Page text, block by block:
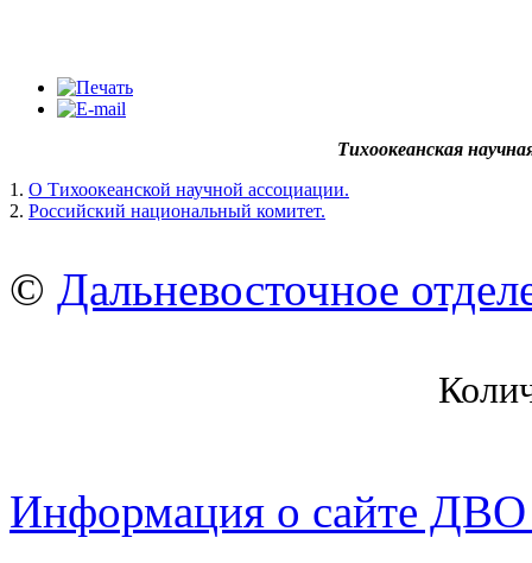
Тихоокеанская
1. О Тихоокеанской научной ассоциации.
2. Российский национальный комитет.
© Дальневосточное
Информация о сайте